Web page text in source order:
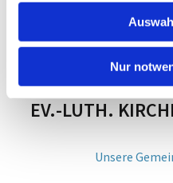
Nur
EV.-LUTH.
Unsere